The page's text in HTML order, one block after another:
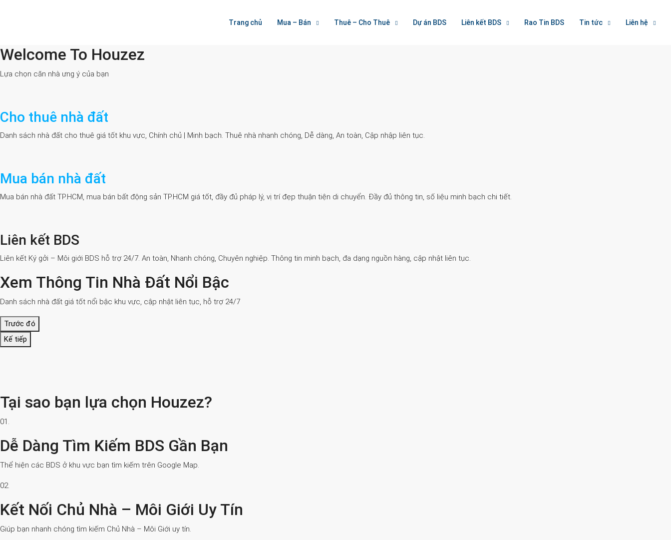
Trang chủ Mua – Bán Thuê – Cho Thuê Dự án BDS Liên kết BDS Rao Tin BDS Tin tức Liên hệ
Welcome To Houzez
Welcome To Houzez
Lựa chọn căn nhà ưng ý của bạn
Cho thuê nhà đất
Danh sách nhà đất cho thuê giá tốt khu vực, Chính chủ | Minh bạch. Thuê nhà nhanh chóng, Dễ dàng, An toàn, Cập nhập liên tục.
Mua bán nhà đất
Mua bán nhà đất TP.HCM, mua bán bất động sản TP.HCM giá tốt, đầy đủ pháp lý, vị trí đẹp thuận tiện di chuyển. Đầy đủ thông tin, số liệu minh bạch chi tiết.
Liên kết BDS
Liên kết Ký gởi – Môi giới BDS hỗ trợ 24/7. An toàn, Nhanh chóng, Chuyên nghiệp. Thông tin minh bạch, đa dạng nguồn hàng, cập nhật liên tục.
Xem Thông Tin Nhà Đất Nổi Bậc
Danh sách nhà đất giá tốt nổi bậc khu vực, cập nhật liên tục, hỗ trợ 24/7
Trước đó
Kế tiếp
Tại sao bạn lựa chọn Houzez?
01.
Dễ Dàng Tìm Kiếm BDS Gần Bạn
Thể hiện các BDS ở khu vực bạn tìm kiếm trên Google Map.
02.
Kết Nối Chủ Nhà – Môi Giới Uy Tín
Giúp bạn nhanh chóng tìm kiếm Chủ Nhà – Môi Giới uy tín.